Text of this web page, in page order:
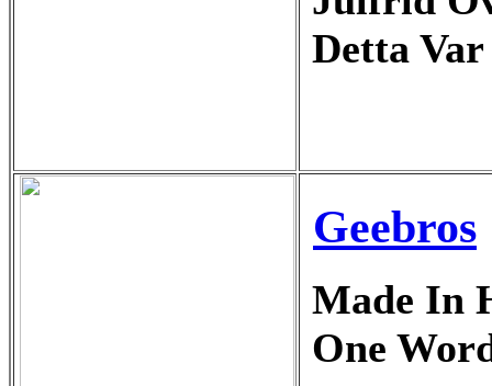
Detta
Geebros
Made In
One